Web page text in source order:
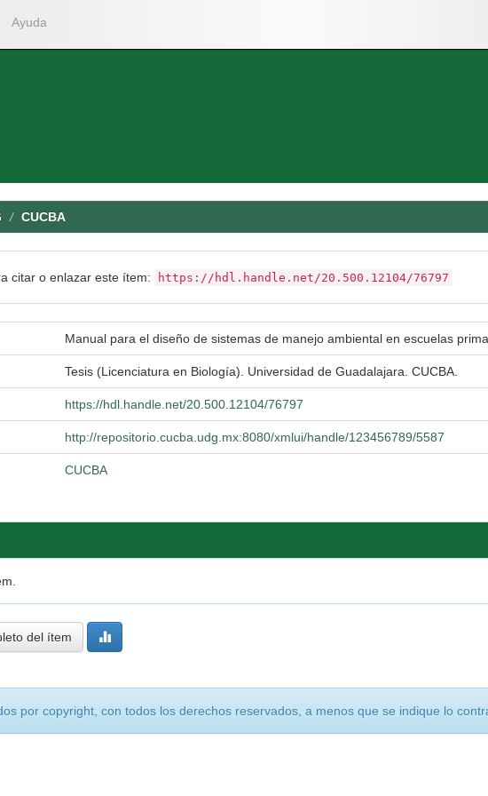
Ayuda
CUCBA
citar o enlazar este ítem: https://hdl.handle.net/20.500.12104/76797
Manual para el diseño de sistemas de manejo ambiental en escuelas
Tesis (Licenciatura en Biología). Universidad de Guadalajara. CUCBA.
https://hdl.handle.net/20.500.12104/76797
http://repositorio.cucba.udg.mx:8080/xmlui/handle/123456789/5587
CUCBA
del ítem
por copyright, con todos los derechos reservados, a menos que se indique lo